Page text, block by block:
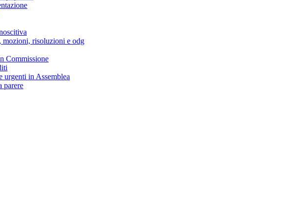
mozioni, risoluzioni e odg
Commissione
urgenti in Assemblea
parere